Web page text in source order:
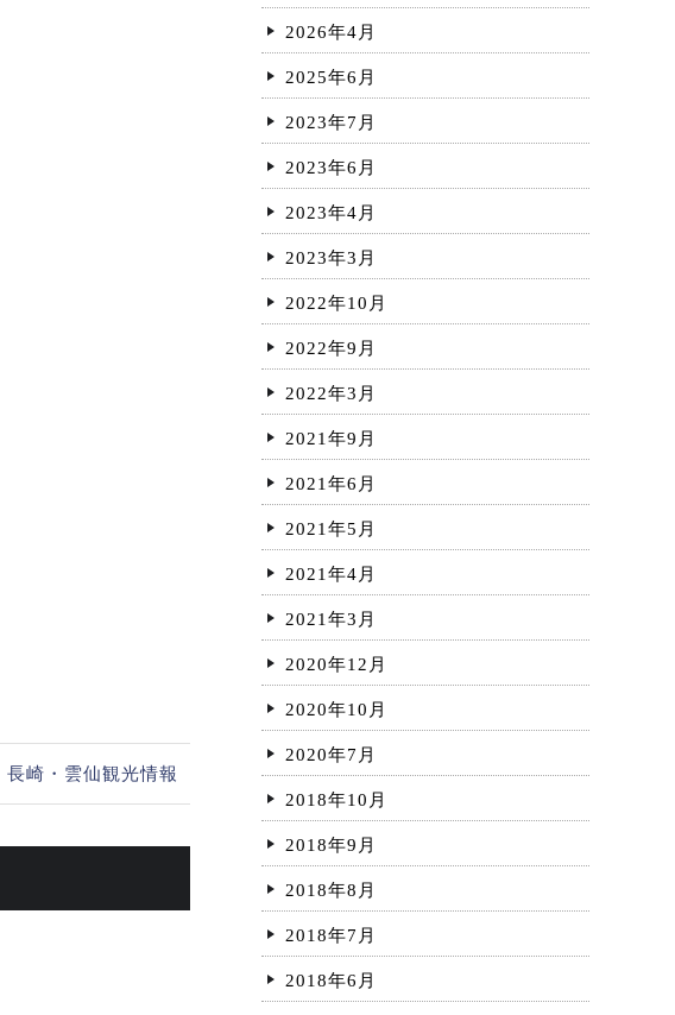
長崎・雲仙観光情報
2026年4月
2025年6月
2023年7月
2023年6月
2023年4月
2023年3月
2022年10月
2022年9月
2022年3月
2021年9月
2021年6月
2021年5月
2021年4月
2021年3月
2020年12月
2020年10月
2020年7月
2018年10月
2018年9月
2018年8月
2018年7月
2018年6月